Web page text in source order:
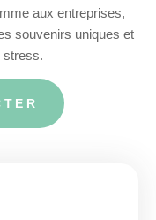
aux entreprises,
souvenirs uniques et
stress.